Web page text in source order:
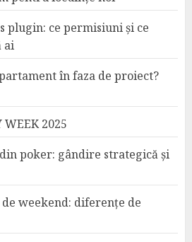
plugin: ce permisiuni și ce
ai
în faza de proiect?
WEEK 2025
poker: gândire strategică și
weekend: diferențe de